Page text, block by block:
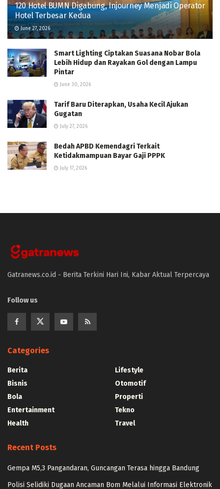
120 Hotel BUMN Digabung, Injourney Menjadi Operator
Hotel Terbesar Kedua
June 27, 2026
Smart Lighting Ciptakan Suasana Nobar Bola
Lebih Hidup dan Rayakan Gol dengan Lampu
Pintar
June 30, 2026
Tarif Baru Diterapkan, Usaha Kecil Ajukan
Gugatan
July 27, 2026
Bedah APBD Kemendagri Terkait
Ketidakmampuan Bayar Gaji PPPK
July 17, 2026
Gatranews.co.id - Berita Terkini Hari Ini, Kabar Aktual Terpercaya
Follow us
Categories
Berita
Bisnis
Bola
Entertainment
Health
Lifestyle
Otomotif
Properti
Tekno
Travel
Recent Posts
Gempa M5,3 Pangandaran, Guncangan Terasa hingga Bandung
Polisi Selidiki Dugaan Ancaman Bom Melalui Informasi Elektronik